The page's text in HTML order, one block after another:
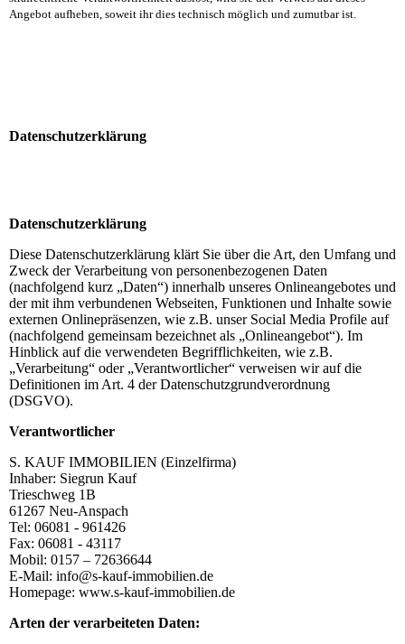
Angebot aufheben, soweit ihr dies technisch möglich und zumutbar ist.
Datenschutzerklärung
Datenschutzerklärung
Diese Datenschutzerklärung klärt Sie über die Art, den Umfang und
Zweck der Verarbeitung von personenbezogenen Daten
(nachfolgend kurz „Daten“) innerhalb unseres Onlineangebotes und
der mit ihm verbundenen Webseiten, Funktionen und Inhalte sowie
externen Onlinepräsenzen, wie z.B. unser Social Media Profile auf
(nachfolgend gemeinsam bezeichnet als „Onlineangebot“). Im
Hinblick auf die verwendeten Begrifflichkeiten, wie z.B.
„Verarbeitung“ oder „Verantwortlicher“ verweisen wir auf die
Definitionen im Art. 4 der Datenschutzgrundverordnung
(DSGVO).
Verantwortlicher
S. KAUF IMMOBILIEN (Einzelfirma)
Inhaber: Siegrun Kauf
Trieschweg 1B
61267 Neu-Anspach
Tel: 06081 - 961426
Fax: 06081 - 43117
Mobil: 0157 – 72636644
E-Mail: info@s-kauf-immobilien.de
Homepage: www.s-kauf-immobilien.de
Arten der verarbeiteten Daten: